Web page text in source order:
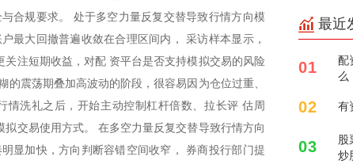
合规要求。 处于多空力量反复交替导致行情方向模
最大回撤普遍收敛在合理区间内， 采访样本显示，
关注短期收益，对配 资平台是否支持模拟交易的风险
震荡期叠加高波动的阶段，很容易因为仓位过重、
洗礼之后，开始主动控制杠杆倍数、拉长评 估周
交易使用方式。 在多空力量反复交替导致行情方向
显加快，方向判断容错空间收窄， 券商投行部门提
最近
01
配
么
02 有
03
股
炒